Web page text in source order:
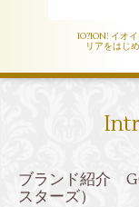
IO?ION! イオ
リアをはじ
ブランド紹介
スターズ）